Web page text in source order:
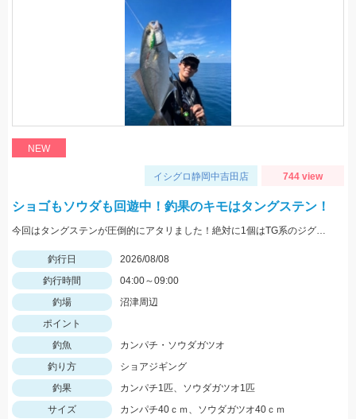
NEW
イシグロ静岡中吉田店 744 view
ショゴもソウダも回遊中！釣果のキモはタングステン！
今回はタングステンが圧倒的にアタリました！絶対に1個はTG系のジグを持って行きましょう！駿河湾全域で青物絶好調です！
釣行日
2026/08/08
釣行時間
04:00～09:00
釣場
沼津周辺
ポイント
釣魚
カンパチ・ソウダガツオ
釣り方
ショアジギング
釣果
カンパチ1匹、ソウダガツオ1匹
サイズ
カンパチ40ｃｍ、ソウダガツオ40ｃｍ